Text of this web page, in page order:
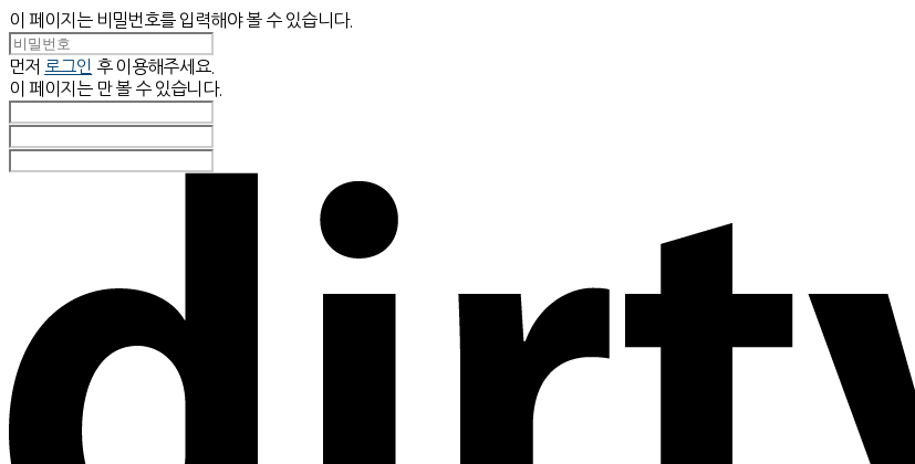
이 페이지는 비밀번호를 입력해야 볼 수 있습니다.
먼저 로그인 후 이용해주세요.
이 페이지는 만 볼 수 있습니다.